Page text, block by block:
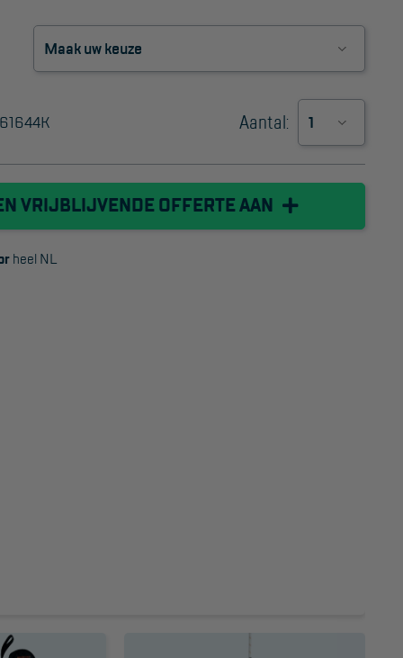
Project toepassingen
Hoogbouw
Industrie
Aantal:
VRIJBLIJVENDE OFFERTE AAN
heel NL